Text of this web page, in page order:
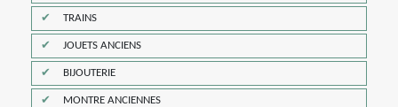
TRAINS
JOUETS ANCIENS
BIJOUTERIE
MONTRE ANCIENNES